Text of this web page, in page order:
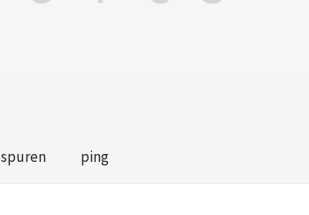
spuren ping